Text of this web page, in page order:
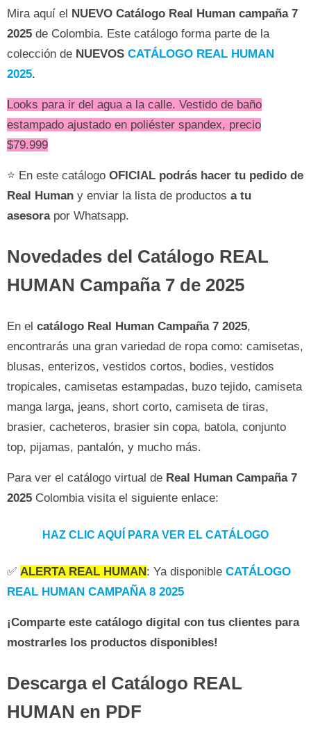
Mira aquí el NUEVO Catálogo Real Human campaña 7
2025 de Colombia. Este catálogo forma parte de la
colección de NUEVOS CATÁLOGO REAL HUMAN
2025.
Looks para ir del agua a la calle. Vestido de baño
estampado ajustado en poliéster spandex, precio
$79.999
⭐ En este catálogo OFICIAL podrás hacer tu pedido de
Real Human y enviar la lista de productos a tu
asesora por Whatsapp.
Novedades del Catálogo REAL
HUMAN Campaña 7 de 2025
En el catálogo Real Human Campaña 7 2025,
encontrarás una gran variedad de ropa como: camisetas,
blusas, enterizos, vestidos cortos, bodies, vestidos
tropicales, camisetas estampadas, buzo tejido, camiseta
manga larga, jeans, short corto, camiseta de tiras,
brasier, cacheteros, brasier sin copa, batola, conjunto
top, pijamas, pantalón, y mucho más.
Para ver el catálogo virtual de Real Human Campaña 7
2025 Colombia visita el siguiente enlace:
HAZ CLIC AQUÍ PARA VER EL CATÁLOGO
✅ ALERTA REAL HUMAN: Ya disponible CATÁLOGO
REAL HUMAN CAMPAÑA 8 2025
¡Comparte este catálogo digital con tus clientes para
mostrarles los productos disponibles!
Descarga el Catálogo REAL
HUMAN en PDF